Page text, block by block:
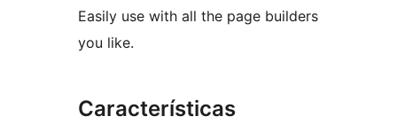
Easily use with all the page builders
you like.
Características